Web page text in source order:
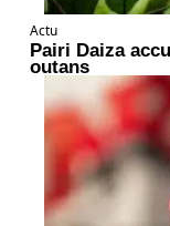
Actu
Pairi Daiza
outans